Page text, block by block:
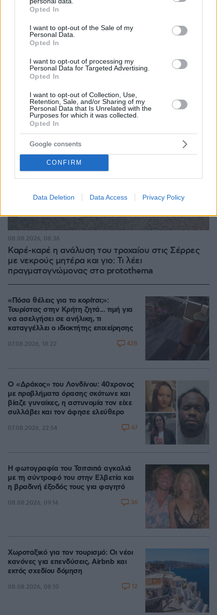
grant or deny consent to Google and its third-party tags to
use your data for below specified purposes in below Google
consent section.
Opted In
I want to opt-out of the Sale of my
Personal Data.
Opted In
I want to opt-out of processing my
Personal Data for Targeted Advertising.
Opted In
I want to opt-out of Collection, Use,
Retention, Sale, and/or Sharing of my
Personal Data that Is Unrelated with the
Purposes for which it was collected.
Opted In
Google consents
CONFIRM
Data Deletion Data Access Privacy Policy
κλαίγοντας τον πατέρα της
Καρέ-καρέ η ανάλυση του τροχαίου στις Σέρρες
με νεκρούς μητέρα και γιο: Τι λέει
πραγματογνώμονας στο protothema
08.08.2026, 08:36
«Πόσα θέλεις για το κορίτσι;»:
Τουρίστας στην Κρήτη ζητά... τιμή για
να ασελγήσει σε ανήλικη, τι
καταγγέλλει ο ιδιοκτήτης επιχείρησης
07.08.2026, 18:22 428
Ο «Δράκος» του Λονδίνου: 40χρονος
με προβλήματα όρασης σκότωνε και
βίαζε γυναίκες, η αστυνομία τον είχε
συλλάβει και τον άφησε ελεύθερο
07.08.2026, 22:54 67
Η φωτογραφία του Τσιτσιπά αγκαλιά
με τη σύντροφό του στην Ελβετία και
η βραδινή έξοδός τους για φαγητό
08.08.2026, 09:14 36
Χωροταξικό για τον τουρισμό: Οι νέοι
κανόνες για επενδύσεις, Airbnb και
εκτός σχεδίου δόμηση
08.08.2026, 08:10 12